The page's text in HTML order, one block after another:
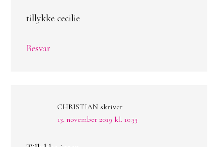
tillykke cecilie
Besvar
CHRISTIAN skriver
13. november 2019 kl. 10:33